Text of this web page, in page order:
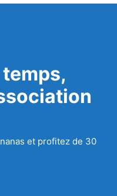
et profitez de 30